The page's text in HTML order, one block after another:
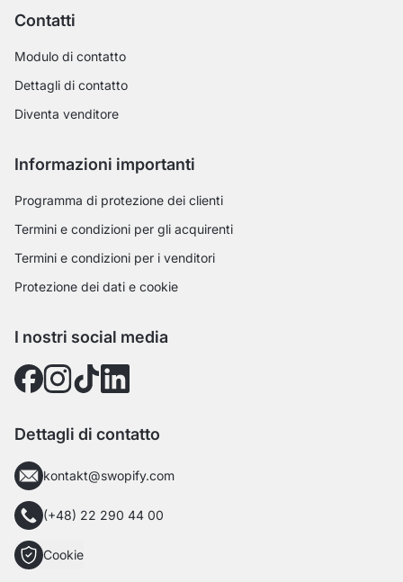
Contatti
Modulo di contatto
Dettagli di contatto
Diventa venditore
Informazioni importanti
Programma di protezione dei clienti
Termini e condizioni per gli acquirenti
Termini e condizioni per i venditori
Protezione dei dati e cookie
I nostri social media
Dettagli di contatto
kontakt@swopify.com
(+48) 22 290 44 00
Cookie